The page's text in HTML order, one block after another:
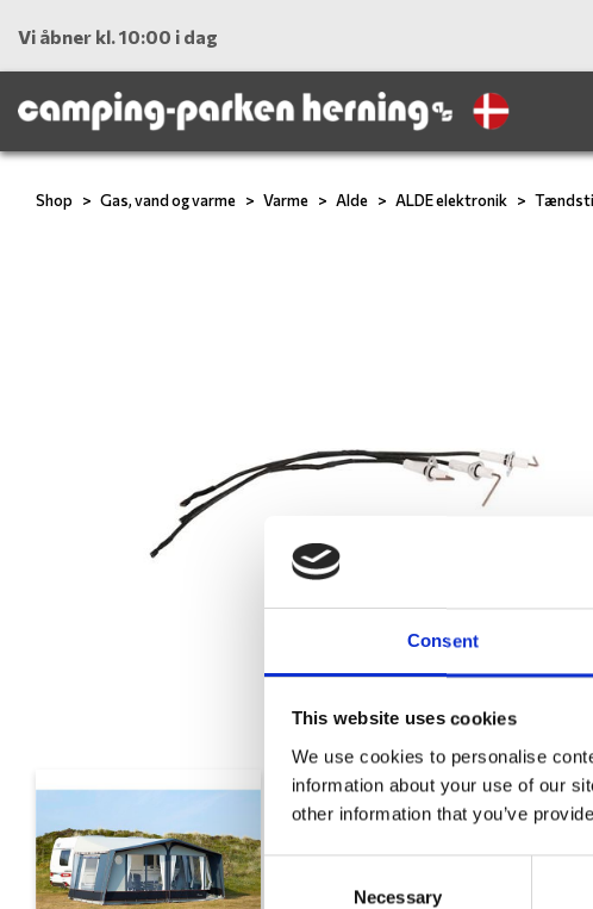
Consent
This website uses cookies
We use cookies to personalise
information about your use of our
other information that you’ve
Necessary
Vi åbner kl. 10:00 i dag
Shop Gas, vand og varme Varme Alde ALDE elektronik